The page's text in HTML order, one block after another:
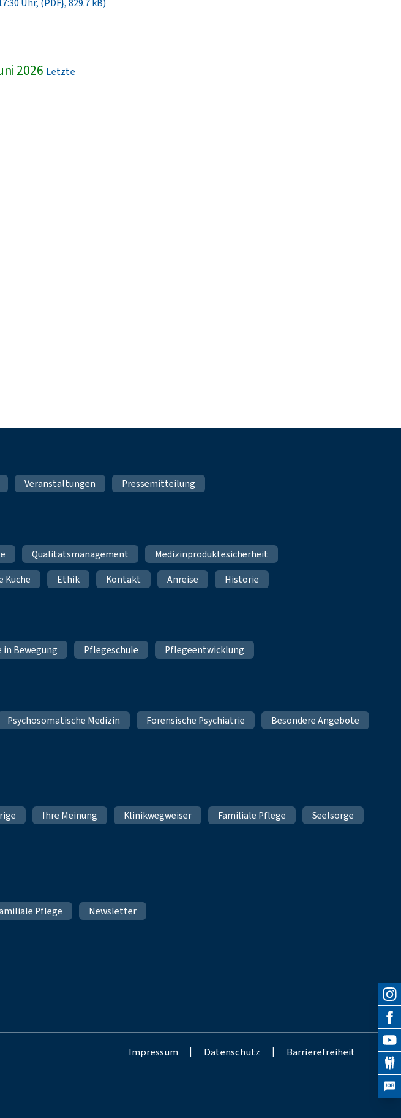
Uhr, (PDF}, 829.7 kB)
2026 Letzte
Veranstaltungen Pressemitteilung
Qualitätsmanagement
Medizinproduktesicherheit
Küche Ethik Kontakt Anreise Historie
Bewegung Pflegeschule Pflegeentwicklung
Psychosomatische Medizin Forensische Psychiatrie
Besondere Angebote
Ihre Meinung Klinikwegweiser Familiale Pflege
Seelsorge
Pflege Newsletter
Impressum | Datenschutz | Barrierefreiheit